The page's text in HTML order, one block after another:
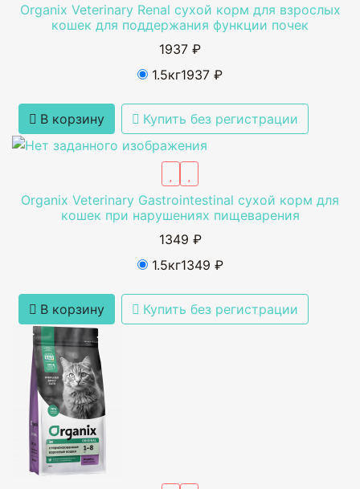
Organix Veterinary Renal сухой корм для взрослых
кошек для поддержания функции почек
1937 ₽
1.5кг1937 ₽
В корзину Купить без регистрации
Organix Veterinary Gastrointestinal сухой корм для
кошек при нарушениях пищеварения
1349 ₽
1.5кг1349 ₽
В корзину Купить без регистрации